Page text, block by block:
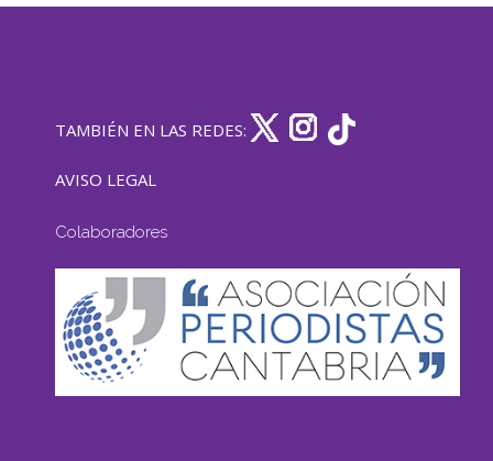
TAMBIÉN EN LAS REDES:
AVISO LEGAL
Colaboradores